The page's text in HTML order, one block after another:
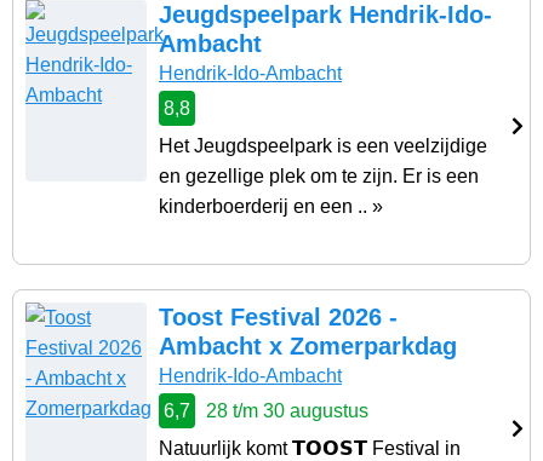
Jeugdspeelpark Hendrik-Ido-
Ambacht
Hendrik-Ido-Ambacht
8,8
Het Jeugdspeelpark is een veelzijdige
en gezellige plek om te zijn. Er is een
kinderboerderij en een .. »
Toost Festival 2026 -
Ambacht x Zomerparkdag
Hendrik-Ido-Ambacht
6,7
28 t/m 30 augustus
Natuurlijk komt 𝗧𝗢𝗢𝗦𝗧 Festival in